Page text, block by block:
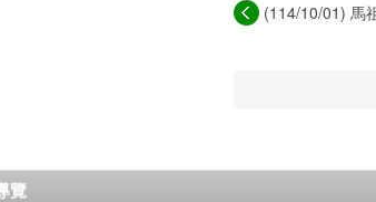
(114/10/01) 馬
覽